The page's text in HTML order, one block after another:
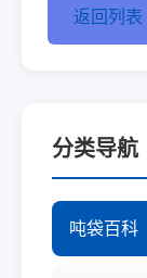
返回列表
分类导航
吨袋百科